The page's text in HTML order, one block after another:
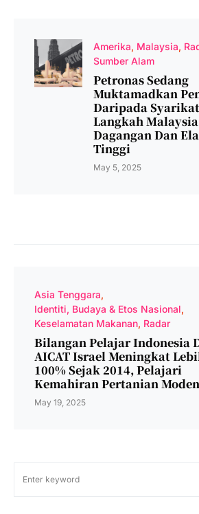
Amerika Malaysia
Sumber Alam
Petronas Sedang
Muktamadkan
Daripada
Langkah
Dagangan Dan
Tinggi
May 5, 2025
Asia Tenggara
Identiti, Budaya & Etos Nasional
Keselamatan Makanan Radar
Bilangan Pelajar Indonesia
AICAT Israel Meningkat
100% Sejak 2014, Pelajari
Kemahiran Pertanian Moden
May 19, 2025